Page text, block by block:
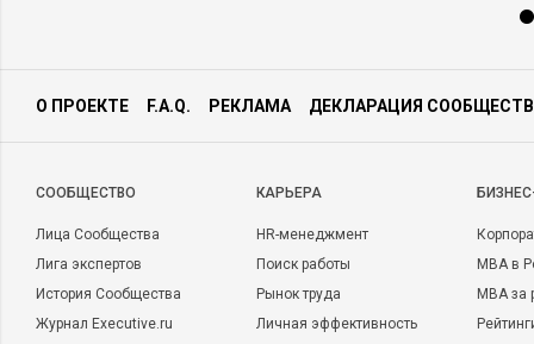
О ПРОЕКТЕ F.A.Q. РЕКЛАМА ДЕКЛАРАЦИЯ
CООБЩЕСТВО
Лица Сообщества
Лига экспертов
История Сообщества
Журнал Executive.ru
КАРЬЕРА
HR-менеджмент
Поиск работы
Рынок труда
Личная эффективность
MBA в
MBA